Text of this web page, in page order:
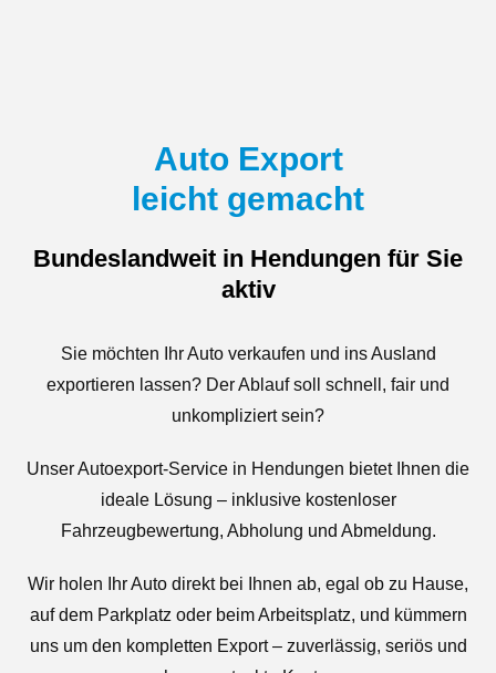
Auto Export
leicht gemacht
Bundeslandweit in Hendungen für Sie
aktiv
Sie möchten Ihr Auto verkaufen und ins Ausland
exportieren lassen? Der Ablauf soll schnell, fair und
unkompliziert sein?
Unser Autoexport-Service in Hendungen bietet Ihnen die
ideale Lösung – inklusive kostenloser
Fahrzeugbewertung, Abholung und Abmeldung.
Wir holen Ihr Auto direkt bei Ihnen ab, egal ob zu Hause,
auf dem Parkplatz oder beim Arbeitsplatz, und kümmern
uns um den kompletten Export – zuverlässig, seriös und